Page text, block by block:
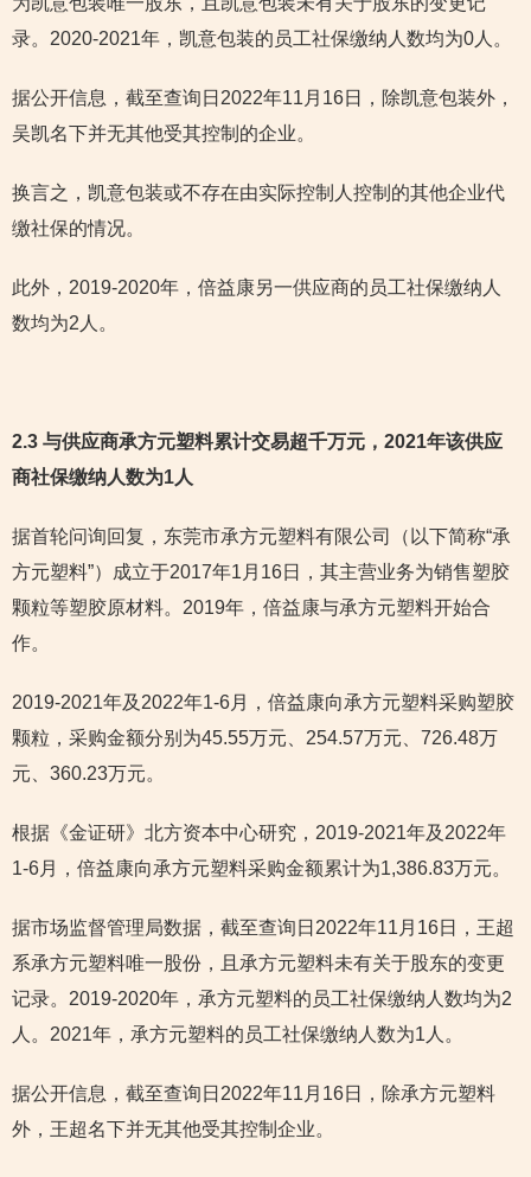
录。2020-2021年，凯意包装的员工社保缴纳人数均为0人。
据公开信息，截至查询日2022年11月16日，除凯意包装外，
吴凯名下并无其他受其控制的企业。
换言之，凯意包装或不存在由实际控制人控制的其他企业代
缴社保的情况。
此外，2019-2020年，倍益康另一供应商的员工社保缴纳人
数均为2人。
2.3 与供应商承方元塑料累计交易超千万元，2021年该供应
商社保缴纳人数为1人
据首轮问询回复，东莞市承方元塑料有限公司（以下简称“承
方元塑料”）成立于2017年1月16日，其主营业务为销售塑胶
颗粒等塑胶原材料。2019年，倍益康与承方元塑料开始合
作。
2019-2021年及2022年1-6月，倍益康向承方元塑料采购塑胶
颗粒，采购金额分别为45.55万元、254.57万元、726.48万
元、360.23万元。
根据《金证研》北方资本中心研究，2019-2021年及2022年
1-6月，倍益康向承方元塑料采购金额累计为1,386.83万元。
据市场监督管理局数据，截至查询日2022年11月16日，王超
系承方元塑料唯一股份，且承方元塑料未有关于股东的变更
记录。2019-2020年，承方元塑料的员工社保缴纳人数均为2
人。2021年，承方元塑料的员工社保缴纳人数为1人。
据公开信息，截至查询日2022年11月16日，除承方元塑料
外，王超名下并无其他受其控制企业。